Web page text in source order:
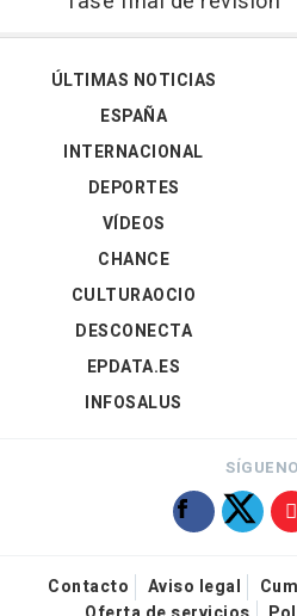
ÚLTIMAS NOTICIAS
ESPAÑA
INTERNACIONAL
DEPORTES
VÍDEOS
CHANCE
CULTURAOCIO
DESCONECTA
EPDATA.ES
INFOSALUS
Contacto Aviso legal